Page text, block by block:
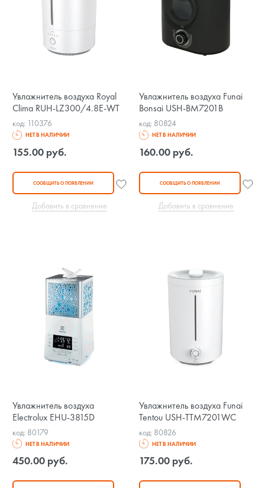
Увлажнитель воздуха Royal
Clima RUH-LZ300/4.8E-WT
код: 110376
НЕТ В НАЛИЧИИ
155.00 руб.
СООБЩИТЬ О ПОЯВЛЕНИИ
Добавить в сравнение
Увлажнитель воздуха Funai
Bonsai USH-BM7201B
код: 80824
НЕТ В НАЛИЧИИ
160.00 руб.
СООБЩИТЬ О ПОЯВЛЕНИИ
Добавить в сравнение
Увлажнитель воздуха
Electrolux EHU-3815D
код: 80179
НЕТ В НАЛИЧИИ
450.00 руб.
Увлажнитель воздуха Funai
Tentou USH-TTM7201WC
код: 80826
НЕТ В НАЛИЧИИ
175.00 руб.